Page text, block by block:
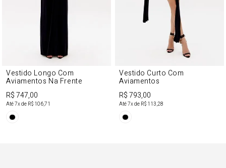
Vestido Longo Com
Aviamentos Na Frente
R$ 747,00
Até7x de R$ 106,71
Vestido Curto Com
Aviamentos
R$ 793,00
Até7x de R$ 113,28